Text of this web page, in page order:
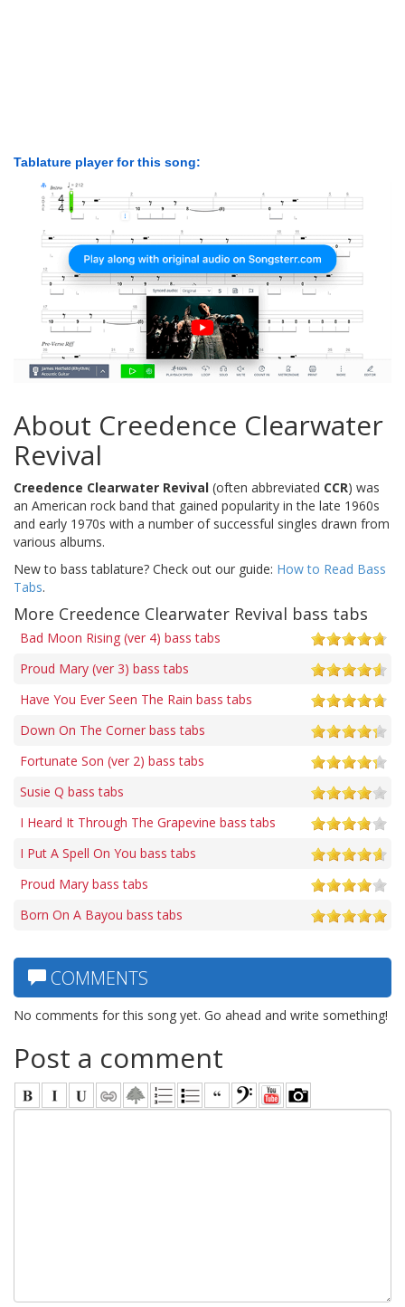
Tablature player for this song:
About Creedence Clearwater
Revival
Creedence Clearwater Revival (often abbreviated CCR) was
an American rock band that gained popularity in the late 1960s
and early 1970s with a number of successful singles drawn from
various albums.
New to bass tablature? Check out our guide: How to Read Bass
Tabs.
More Creedence Clearwater Revival bass tabs
Bad Moon Rising (ver 4) bass tabs
Proud Mary (ver 3) bass tabs
Have You Ever Seen The Rain bass tabs
Down On The Corner bass tabs
Fortunate Son (ver 2) bass tabs
Susie Q bass tabs
I Heard It Through The Grapevine bass tabs
I Put A Spell On You bass tabs
Proud Mary bass tabs
Born On A Bayou bass tabs
COMMENTS
No comments for this song yet. Go ahead and write something!
Post a comment